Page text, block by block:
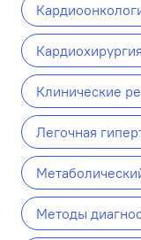
Кардиохирургия
Клинические
Легочная
Методы